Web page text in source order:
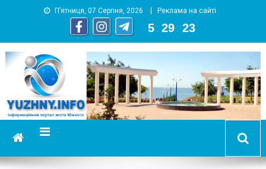
П’ятниця, 07 Серпня, 2026 Реклама на сайті
5 : 29 : 24
YUZHNY.INFO
информационный портал города Южный